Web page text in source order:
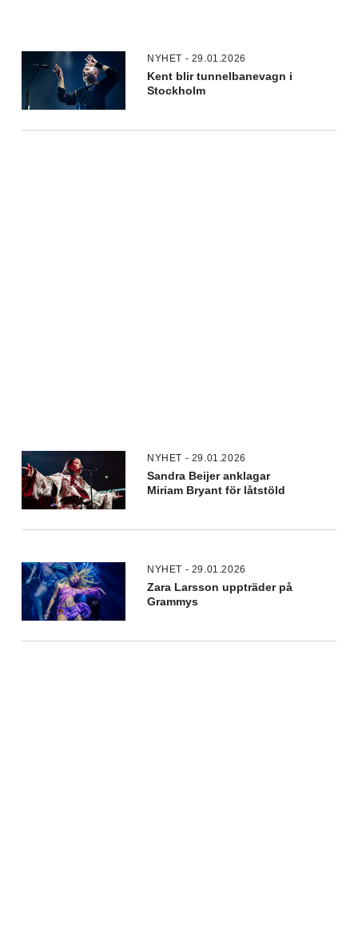
NYHET - 29.01.2026
Kent blir tunnelbanevagn i
Stockholm
NYHET - 29.01.2026
Sandra Beijer anklagar
Miriam Bryant för låtstöld
NYHET - 29.01.2026
Zara Larsson uppträder på
Grammys